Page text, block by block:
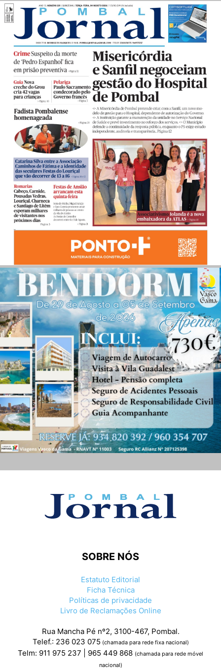
SOBRE NÓS
Estatuto Editorial
Ficha Técnica
Políticas de privacidade
Livro de Reclamações Online
Rua Mancha Pé nº2, 3100-467, Pombal.
Telef.: 236 023 075 (chamada para rede fixa nacional)
Telm: 911 975 237 | 965 449 868 (chamada para rede móvel
nacional)